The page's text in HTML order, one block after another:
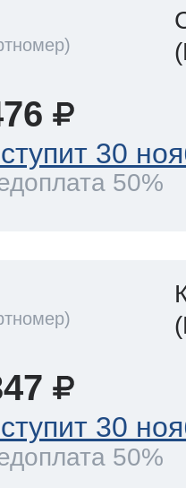
30
50%
30
50%